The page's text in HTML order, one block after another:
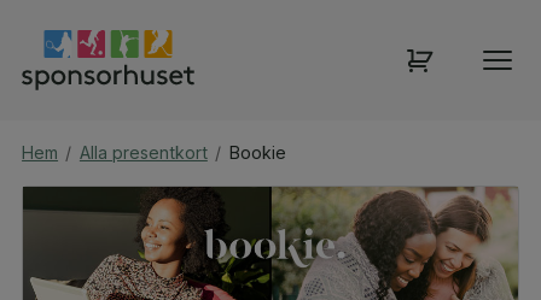
Hem / Alla presentkort / Bookie